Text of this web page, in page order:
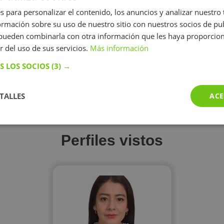
15 €/h
Perfiles vistos
para personalizar el contenido, los anuncios y analizar nuestro
sobre su uso de nuestro sitio con nuestros socios de
combinarla con otra información que les haya
del uso de sus servicios. Más información
LOS SOCIOS (3) →